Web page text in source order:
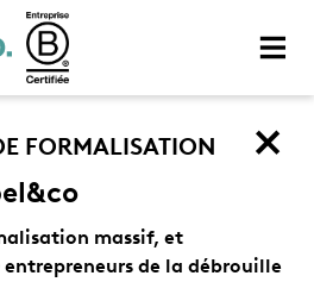
FORMALISATION
massif, et
de la débrouille